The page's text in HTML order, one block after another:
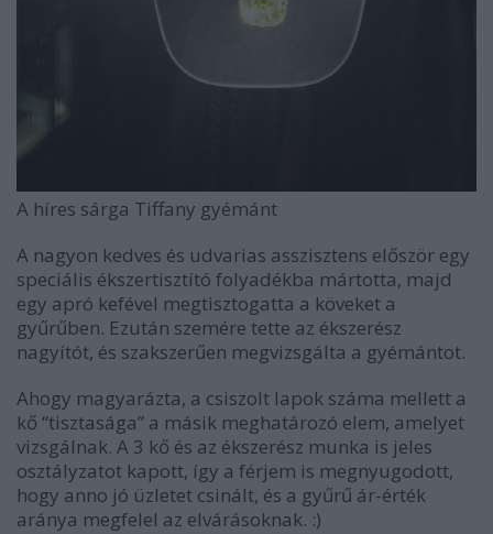
A híres sárga Tiffany gyémánt
A nagyon kedves és udvarias asszisztens először egy
speciális ékszertisztító folyadékba mártotta, majd
egy apró kefével megtisztogatta a köveket a
gyűrűben. Ezután szemére tette az ékszerész
nagyítót, és szakszerűen megvizsgálta a gyémántot.
Ahogy magyarázta, a csiszolt lapok száma mellett a
kő “tisztasága” a másik meghatározó elem, amelyet
vizsgálnak. A 3 kő és az ékszerész munka is jeles
osztályzatot kapott, így a férjem is megnyugodott,
hogy anno jó üzletet csinált, és a gyűrű ár-érték
aránya megfelel az elvárásoknak. :)